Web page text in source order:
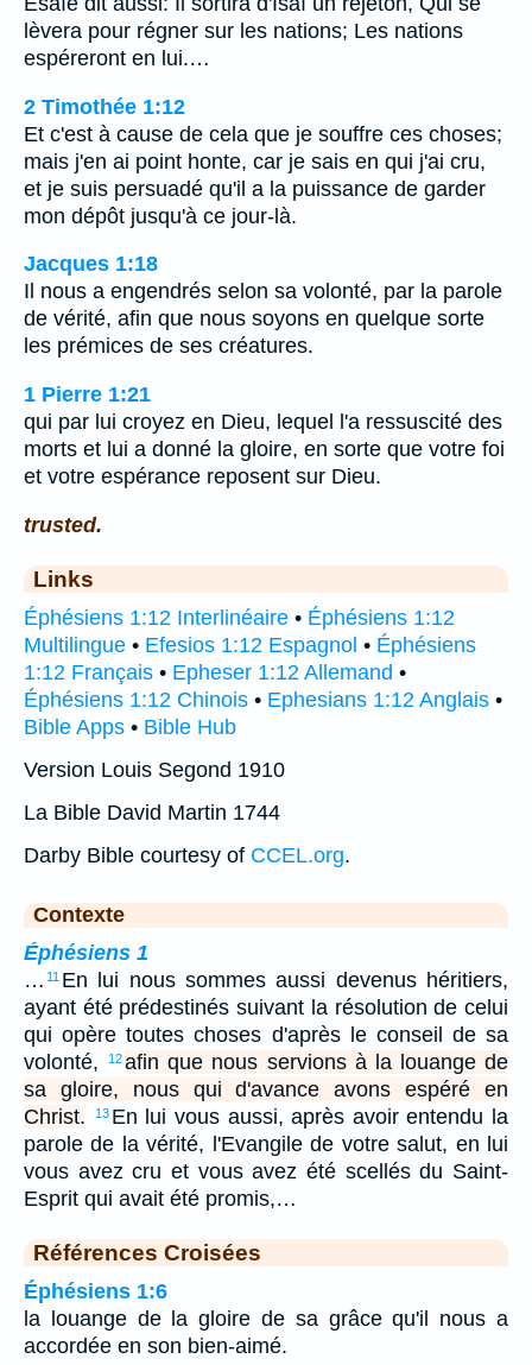
lèvera pour régner sur les nations; Les nations
espéreront en lui.…
2 Timothée 1:12
Et c'est à cause de cela que je souffre ces choses;
mais j'en ai point honte, car je sais en qui j'ai cru,
et je suis persuadé qu'il a la puissance de garder
mon dépôt jusqu'à ce jour-là.
Jacques 1:18
Il nous a engendrés selon sa volonté, par la parole
de vérité, afin que nous soyons en quelque sorte
les prémices de ses créatures.
1 Pierre 1:21
qui par lui croyez en Dieu, lequel l'a ressuscité des
morts et lui a donné la gloire, en sorte que votre foi
et votre espérance reposent sur Dieu.
trusted.
Links
Éphésiens 1:12 Interlinéaire • Éphésiens 1:12
Multilingue • Efesios 1:12 Espagnol • Éphésiens
1:12 Français • Epheser 1:12 Allemand •
Éphésiens 1:12 Chinois • Ephesians 1:12 Anglais •
Bible Apps • Bible Hub
Version Louis Segond 1910
La Bible David Martin 1744
Darby Bible courtesy of CCEL.org.
Contexte
Éphésiens 1
… 11 En lui nous sommes aussi devenus héritiers,
ayant été prédestinés suivant la résolution de celui
qui opère toutes choses d'après le conseil de sa
volonté,
12afin que nous servions à la louange de
sa gloire, nous qui d'avance avons espéré en
Christ.
13 En lui vous aussi, après avoir entendu la
parole de la vérité, l'Evangile de votre salut, en lui
vous avez cru et vous avez été scellés du Saint-
Esprit qui avait été promis,…
Références Croisées
Éphésiens 1:6
la louange de la gloire de sa grâce qu'il nous a
accordée en son bien-aimé.